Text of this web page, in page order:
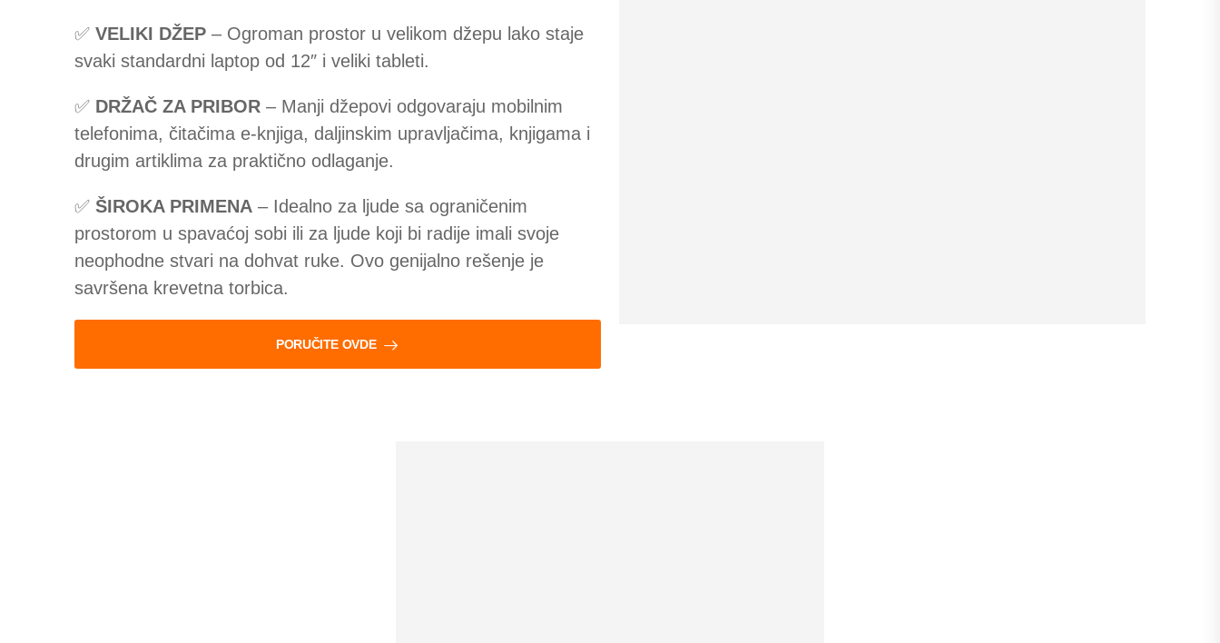
✅ VELIKI DŽEP – Ogroman prostor u velikom džepu lako staje
svaki standardni laptop od 12″ i veliki tableti.
✅ DRŽAČ ZA PRIBOR – Manji džepovi odgovaraju mobilnim
telefonima, čitačima e-knjiga, daljinskim upravljačima, knjigama i
drugim artiklima za praktično odlaganje.
✅ ŠIROKA PRIMENA – Idealno za ljude sa ograničenim
prostorom u spavaćoj sobi ili za ljude koji bi radije imali svoje
neophodne stvari na dohvat ruke. Ovo genijalno rešenje je
savršena krevetna torbica.
PORUČITE OVDE